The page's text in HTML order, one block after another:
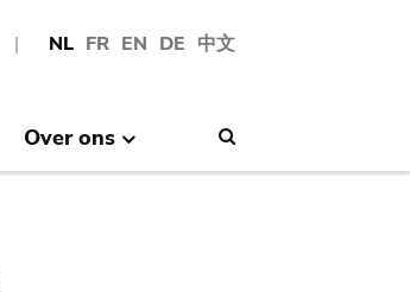
NL FR EN DE 中文
Over ons